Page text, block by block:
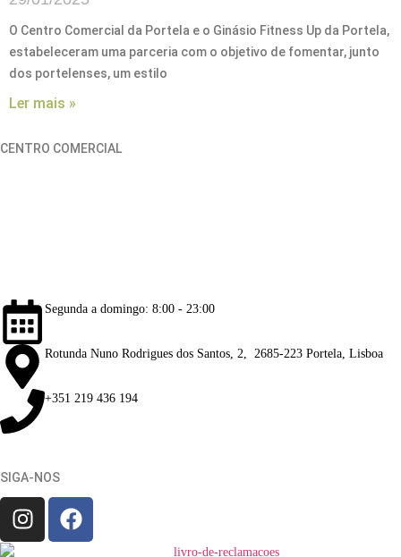
O Centro Comercial da Portela e o Ginásio Fitness Up da Portela,
estabeleceram uma parceria com o objetivo de fomentar, junto
dos portelenses, um estilo
Ler mais »
CENTRO COMERCIAL
Segunda a domingo: 8:00 - 23:00
Rotunda Nuno Rodrigues dos Santos, 2, 2685-223 Portela, Lisboa
+351 219 436 194
SIGA-NOS